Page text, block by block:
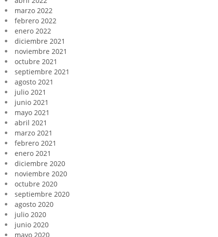
marzo 2022
febrero 2022
enero 2022
diciembre 2021
noviembre 2021
octubre 2021
septiembre 2021
agosto 2021
julio 2021
junio 2021
mayo 2021
abril 2021
marzo 2021
febrero 2021
enero 2021
diciembre 2020
noviembre 2020
octubre 2020
septiembre 2020
agosto 2020
julio 2020
junio 2020
mayo 2020